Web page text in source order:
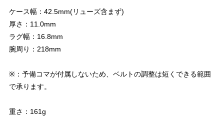
ケース幅：42.5mm(リューズ含まず)
厚さ：11.0mm
ラグ幅：16.8mm
腕周り：218mm
※：予備コマが付属しないため、ベルトの調整は短くできる範囲
で承ります。
重さ：161g